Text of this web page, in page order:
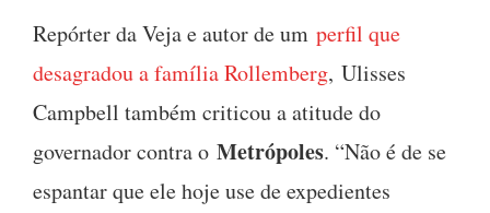
Repórter da Veja e autor de um perfil que
desagradou a família Rollemberg, Ulisses
Campbell também criticou a atitude do
governador contra o Metrópoles. “Não é de se
espantar que ele hoje use de expedientes